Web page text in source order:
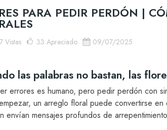
PARA PEDIR PERDÓN |
Vistas 33 Apreciado 09/07/2025
las palabras no bastan, las
errores es humano, pero pedir perdón con
un arreglo floral puede convertirse
envían mensajes profundos de